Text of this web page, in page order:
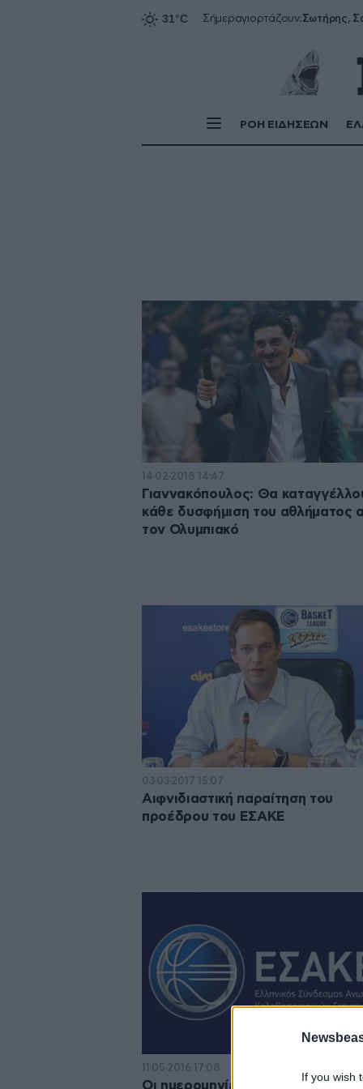
If you wish
Σήμεραγιορτάζουν:
ΡΟΗ ΕΙΔΗΣΕΩΝ
14·02·2018 14:47
Γιαννακόπουλος: Θα
κάθε δυσφήμιση του αθλήματος
τον Ολυμπιακό
03·03·2017 15:07
Αιφνιδιαστική παραίτηση του
προέδρου του ΕΣΑΚΕ
11·05·2016 17:08
Οι ημερομηνίες των τελικών της